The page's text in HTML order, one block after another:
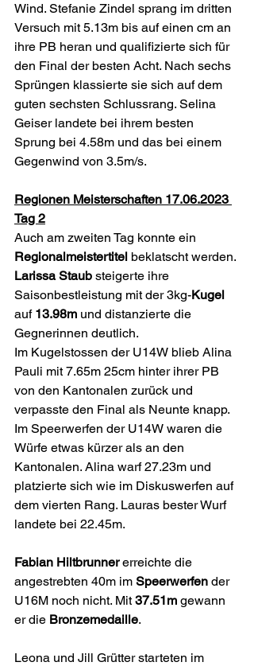
Wind. Stefanie Zindel sprang im dritten
Versuch mit 5.13m bis auf einen cm an
ihre PB heran und qualifizierte sich für
den Final der besten Acht. Nach sechs
Sprüngen klassierte sie sich auf dem
guten sechsten Schlussrang. Selina
Geiser landete bei ihrem besten
Sprung bei 4.58m und das bei einem
Gegenwind von 3.5m/s.
Regionen Meisterschaften 17.06.2023
Tag 2
Auch am zweiten Tag konnte ein
Regionalmeistertitel beklatscht werden.
Larissa Staub steigerte ihre
Saisonbestleistung mit der 3kg-Kugel
auf 13.98m und distanzierte die
Gegnerinnen deutlich.
Im Kugelstossen der U14W blieb Alina
Pauli mit 7.65m 25cm hinter ihrer PB
von den Kantonalen zurück und
verpasste den Final als Neunte knapp.
Im Speerwerfen der U14W waren die
Würfe etwas kürzer als an den
Kantonalen. Alina warf 27.23m und
platzierte sich wie im Diskuswerfen auf
dem vierten Rang. Lauras bester Wurf
landete bei 22.45m.
Fabian Hiltbrunner erreichte die
angestrebten 40m im Speerwerfen der
U16M noch nicht. Mit 37.51m gewann
er die Bronzemedaille.
Leona und Jill Grütter starteten im